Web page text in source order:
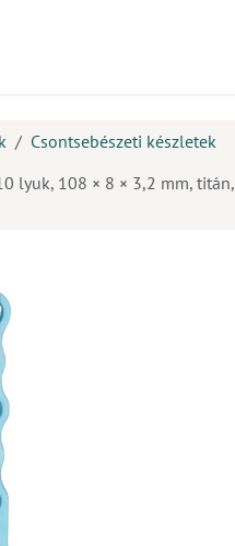
Csontsebészeti készletek
lyuk, 108 × 8 × 3,2 mm, titán,